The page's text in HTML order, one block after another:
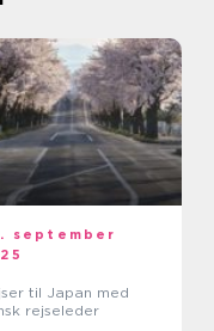
september
til Japan med
rejseleder